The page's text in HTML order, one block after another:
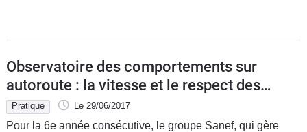
Observatoire des comportements sur
autoroute : la vitesse et le respect des
interdistances toujours problématiques
Pratique Le 29/06/2017
Pour la 6e année consécutive, le groupe Sanef, qui gère